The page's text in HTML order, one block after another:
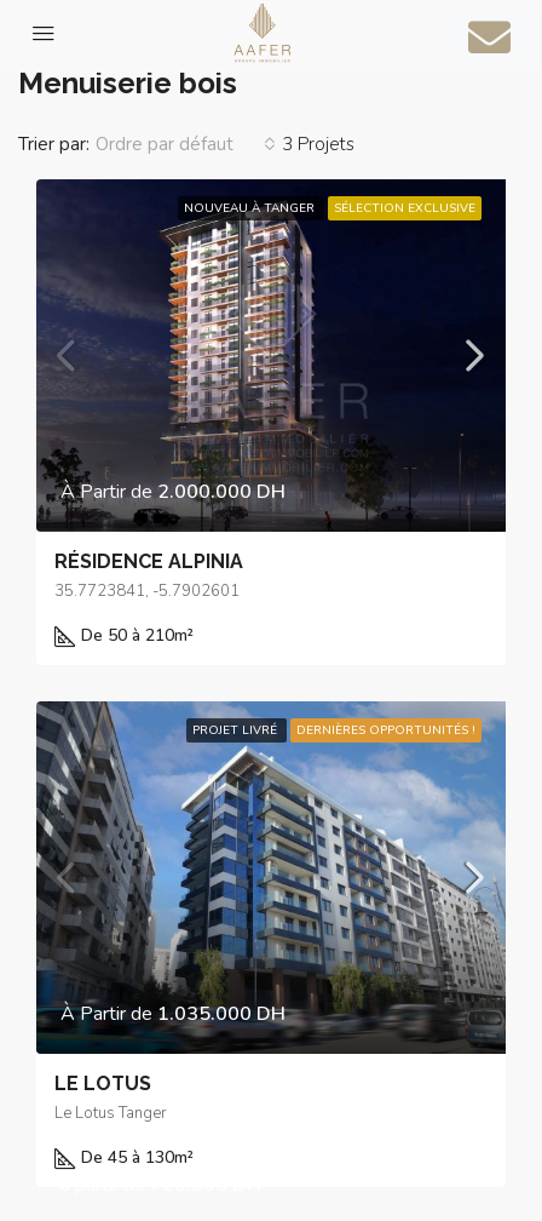
Accueil
Menuiserie bois
3 Projets
Trier par: Ordre par défaut
NOUVEAU À TANGER SÉLECTION EXCLUSIVE
À Partir de2.000.000 DH
RÉSIDENCE ALPINIA
35.7723841, -5.7902601
De 50 à 210m²
PROJET LIVRÉ DERNIÈRES OPPORTUNITÉS !
À Partir de 1.035.000 DH
LE LOTUS
Le Lotus Tanger
De 45 à 130m²